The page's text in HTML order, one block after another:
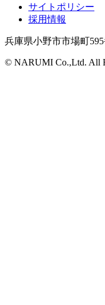
サイトポリシー
採用情報
兵庫県小野市市場町
© NARUMI Co.,Ltd. All